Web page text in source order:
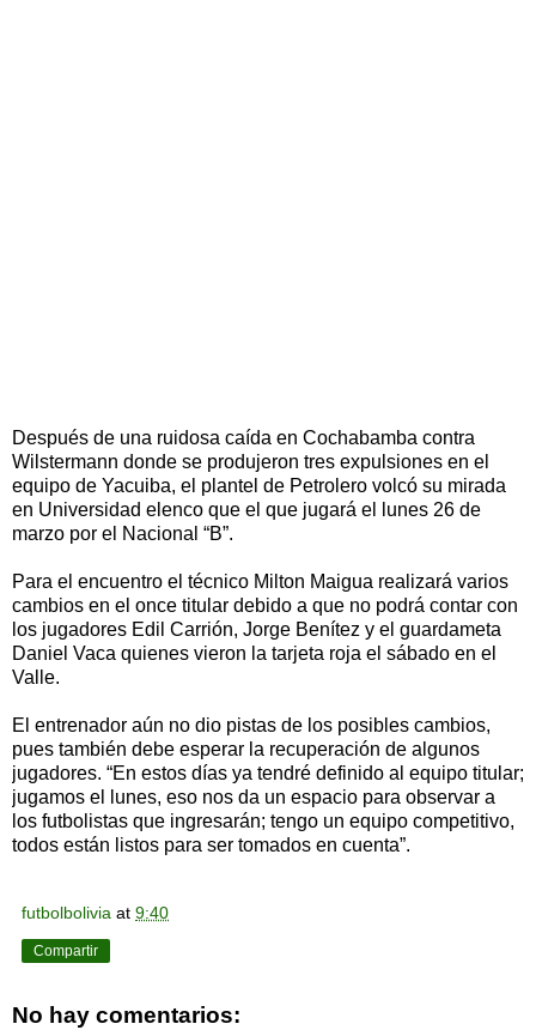
Después de una ruidosa caída en Cochabamba contra
Wilstermann donde se produjeron tres expulsiones en el
equipo de Yacuiba, el plantel de Petrolero volcó su mirada
en Universidad elenco que el que jugará el lunes 26 de
marzo por el Nacional “B”.
Para el encuentro el técnico Milton Maigua realizará varios
cambios en el once titular debido a que no podrá contar con
los jugadores Edil Carrión, Jorge Benítez y el guardameta
Daniel Vaca quienes vieron la tarjeta roja el sábado en el
Valle.
El entrenador aún no dio pistas de los posibles cambios,
pues también debe esperar la recuperación de algunos
jugadores. “En estos días ya tendré definido al equipo titular;
jugamos el lunes, eso nos da un espacio para observar a
los futbolistas que ingresarán; tengo un equipo competitivo,
todos están listos para ser tomados en cuenta”.
futbolbolivia at 9:40
Compartir
No hay comentarios: